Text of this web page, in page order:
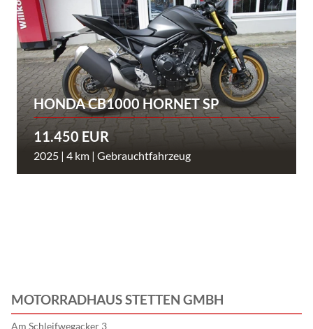
HONDA CB1000 HORNET SP
11.450 EUR
2025 | 4 km | Gebrauchtfahrzeug
MOTORRADHAUS STETTEN GMBH
Am Schleifwegacker 3